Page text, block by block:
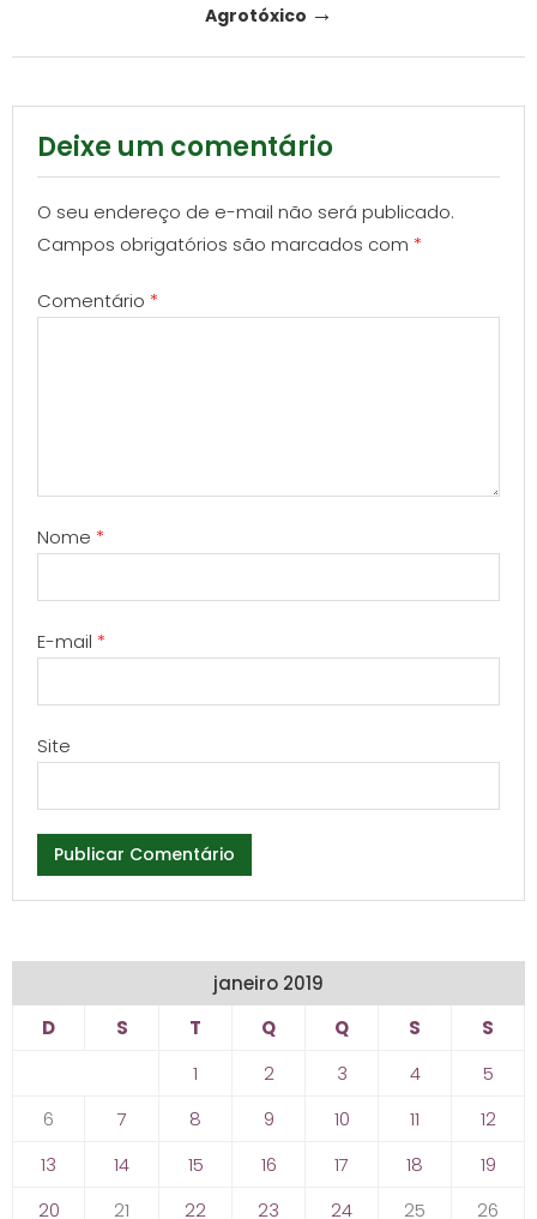
Agrotóxico →
Deixe um comentário
O seu endereço de e-mail não será publicado.
Campos obrigatórios são marcados com *
Comentário *
Nome *
E-mail *
Site
janeiro 2019
D
S T Q Q S
S
1
2 3 4
5
6
7 8 9 10 11
12
13
14 15 16 17 18
19
20
21 22 23 24 25 26